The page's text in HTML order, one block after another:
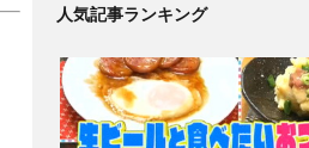
人気記事ランキング